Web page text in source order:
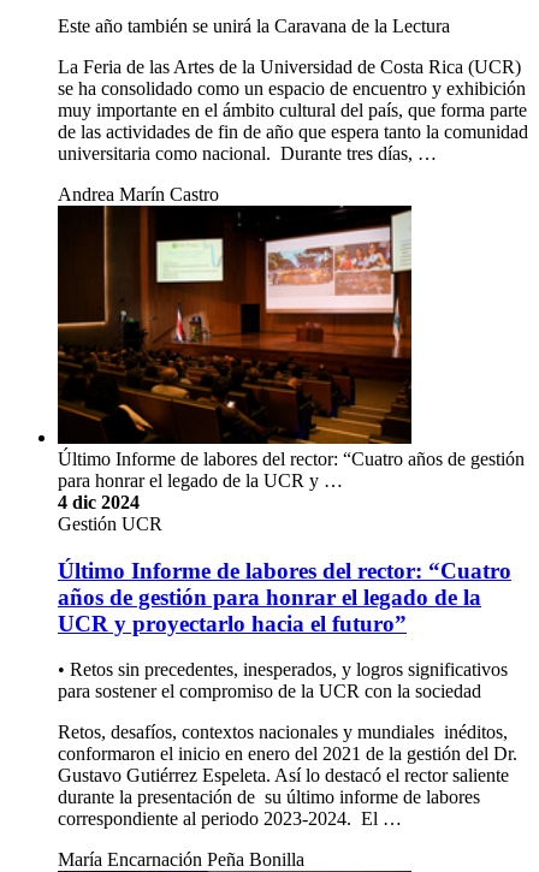
Este año también se unirá la Caravana de la Lectura
La Feria de las Artes de la Universidad de Costa Rica (UCR)
se ha consolidado como un espacio de encuentro y exhibición
muy importante en el ámbito cultural del país, que forma parte
de las actividades de fin de año que espera tanto la comunidad
universitaria como nacional. Durante tres días, …
Andrea Marín Castro
Último Informe de labores del rector: “Cuatro años de gestión
para honrar el legado de la UCR y …
4 dic 2024
Gestión UCR
Último Informe de labores del rector: “Cuatro
años de gestión para honrar el legado de la
UCR y proyectarlo hacia el futuro”
• Retos sin precedentes, inesperados, y logros significativos
para sostener el compromiso de la UCR con la sociedad
Retos, desafíos, contextos nacionales y mundiales inéditos,
conformaron el inicio en enero del 2021 de la gestión del Dr.
Gustavo Gutiérrez Espeleta. Así lo destacó el rector saliente
durante la presentación de su último informe de labores
correspondiente al periodo 2023-2024. El …
María Encarnación Peña Bonilla